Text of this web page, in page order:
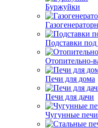
Буржуйки
Подставки
Отопительно-
Печи для дома
Печи для дачи
Чугунные